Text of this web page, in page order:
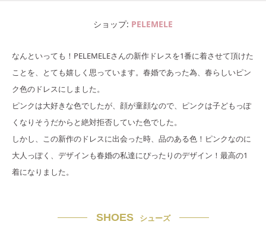
ショップ PELEMELE
なんといっても！PELEMELEさんの新作ドレスを1番に着させて頂けた
ことを、とても嬉しく思っています。春婚であった為、春らしいピン
ク色のドレスにしました。
ピンクは大好きな色でしたが、顔が童顔なので、ピンクは子どもっぽ
くなりそうだからと絶対拒否していた色でした。
しかし、この新作のドレスに出会った時、品のある色！ピンクなのに
大人っぽく、デザインも春婚の私達にぴったりのデザイン！最高の1
着になりました。
SHOES シューズ